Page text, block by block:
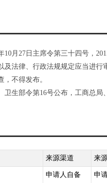
10月27日主席令第三十四号，
及法律、行政法规规定应当进
不得发布。
卫生部令第16号公布，工商总
来源渠道 来
申请人自备 申